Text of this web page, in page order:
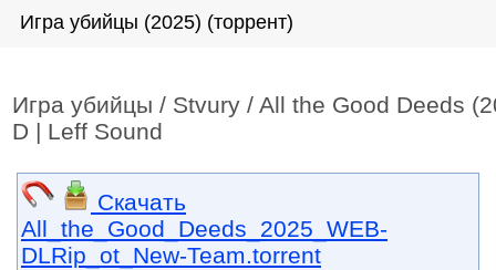
Игра убийцы (2025) (торрент)
Игра убийцы / Stvury / All the Good Deeds
D | Leff Sound
Скачать
All_the_Good_Deeds_2025_WEB-
DLRip_ot_New-Team.torrent